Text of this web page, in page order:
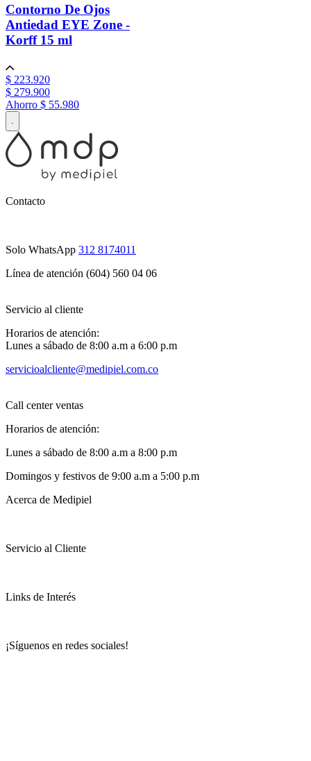
Contorno De Ojos
Antiedad EYE Zone -
Korff 15 ml
$ 223.920
$ 279.900
Ahorro $ 55.980
.
Contacto
Solo WhatsApp 312 8174011
Línea de atención (604) 560 04 06
Servicio al cliente
Horarios de atención:
Lunes a sábado de 8:00 a.m a 6:00 p.m
servicioalcliente@medipiel.com.co
Call center ventas
Horarios de atención:
Lunes a sábado de 8:00 a.m a 8:00 p.m
Domingos y festivos de 9:00 a.m a 5:00 p.m
Acerca de Medipiel
Servicio al Cliente
Links de Interés
¡Síguenos en redes sociales!